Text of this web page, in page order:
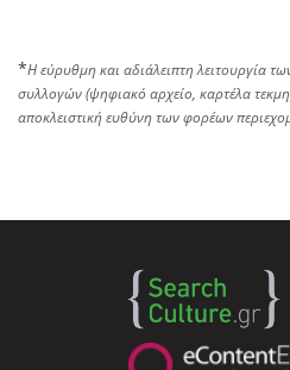
*Η εύρυθμη και αδιάλειπτη λειτουργία
συλλογών (ψηφιακό αρχείο, καρτέλα
αποκλειστική ευθύνη των φορέων